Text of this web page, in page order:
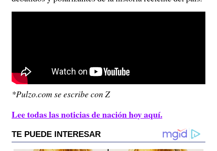
*Pulzo.com se escribe con Z
Lee todas las noticias de nación hoy aquí.